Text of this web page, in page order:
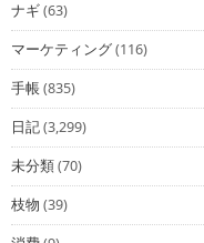
ナギ(63)
マーケティング(116)
手帳(835)
日記(3,299)
未分類(70)
枝物 (39)